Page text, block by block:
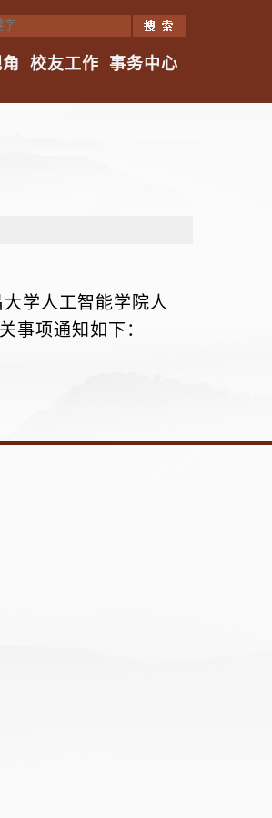
校友工作 事务中心
大学人工智能学院人
事项通知如下：